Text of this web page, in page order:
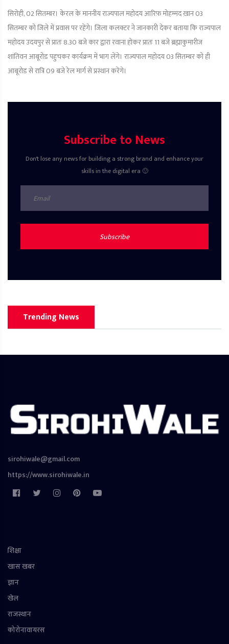
सिरोही, 02 सितम्बर। केरल के माननीय राज्यपाल महोदय आरिफ़ मोहम्मद ख़ान 03
सितम्बर को जिले में प्रवास पर रहेंगे। जिला कलक्टर ने जानकारी देकर बताया कि राज्यपाल
महोदय उदयपुर से प्रातः 8.30 बजे कार द्वारा रवाना होकर प्रातः 11 बजे ब्रह्माकुमारीज
शांतिवन आबूरोड पहुचकर कार्यक्रम में भाग लेंगे। राज्यपाल महोदय 03 सितम्बर को ही
आबूरोड से रात्रि 09 बजे रेल मार्ग से प्रस्थान करेंगे।
Subscribe to News
Don't lose any news for building a strong brand and enhance your
skills in the digital era 🙂
Subscribe
Trending News
sirohiwale@gmail.com
https://www.sirohiwale.in
शिक्षा
खास खबर
ज्ञान
खेल
राजस्थान
कोरोनावायरस